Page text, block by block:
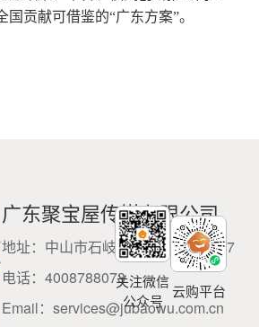
国贡献可借鉴的“广东方案”。
广东聚宝屋传媒有限公司
地址：中山市石岐区民科西路3号207
电话：4008788073
Email：services@jubaowu.com.cn
关注微信
公众号
云购平台